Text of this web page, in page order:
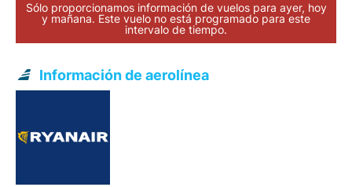
Sólo proporcionamos información de vuelos para ayer, hoy
y mañana. Este vuelo no está programado para este
intervalo de tiempo.
Información de aerolínea